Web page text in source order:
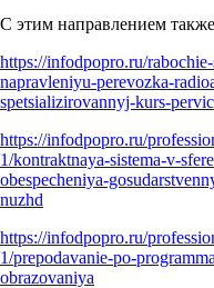
С этим направлением
https://infodpopro.ru/
napravleniyu-perevozka-
spetsializirovannyj-kurs-
https://infodpopro.ru/
1/kontraktnaya-sistema-v-
obespecheniya-
nuzhd
https://infodpopro.ru/
1/prepodavanie-po-
obrazovaniya